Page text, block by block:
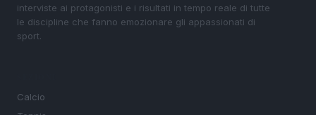
interviste ai protagonisti e i risultati in tempo reale di tutte
le discipline che fanno emozionare gli appassionati di
sport.
Calcio